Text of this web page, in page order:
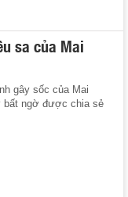
sa của Mai
gây sốc của Mai
bất ngờ được chia sẻ